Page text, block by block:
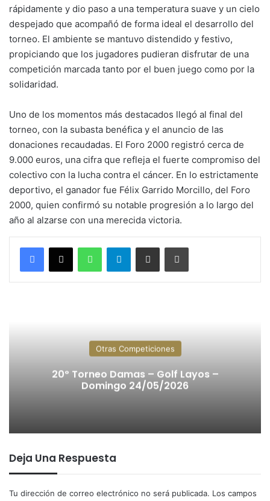
rápidamente y dio paso a una temperatura suave y un cielo
despejado que acompañó de forma ideal el desarrollo del
torneo. El ambiente se mantuvo distendido y festivo,
propiciando que los jugadores pudieran disfrutar de una
competición marcada tanto por el buen juego como por la
solidaridad.
Uno de los momentos más destacados llegó al final del
torneo, con la subasta benéfica y el anuncio de las
donaciones recaudadas. El Foro 2000 registró cerca de
9.000 euros, una cifra que refleja el fuerte compromiso del
colectivo con la lucha contra el cáncer. En lo estrictamente
deportivo, el ganador fue Félix Garrido Morcillo, del Foro
2000, quien confirmó su notable progresión a lo largo del
año al alzarse con una merecida victoria.
WhatsAppTelegramCompartir por correo electrónicoImprimir
Otras Competiciones
20º Torneo Damas – Golf Layos –
Domingo 24/05/2026
Deja Una Respuesta
Tu dirección de correo electrónico no será publicada. Los campos